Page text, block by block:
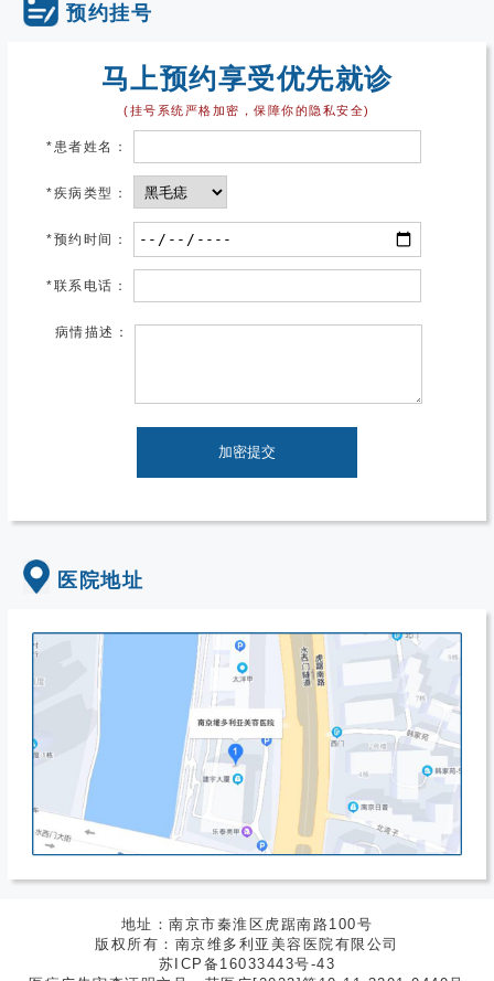
预约挂号
马上预约享受优先就诊
(挂号系统严格加密，保障你的隐私安全)
*患者姓名：
*疾病类型：
*预约时间：
*联系电话：
病情描述：
加密提交
医院地址
地址：南京市秦淮区虎踞南路100号
版权所有：南京维多利亚美容医院有限公司
苏ICP备16033443号-43